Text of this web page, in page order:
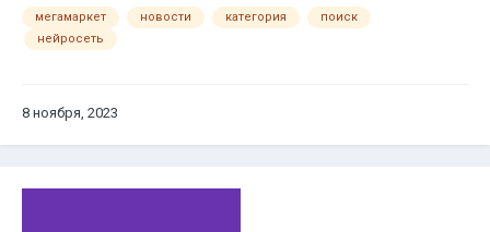
мегамаркет новости категория
поиск
нейросеть
8 ноября, 2023